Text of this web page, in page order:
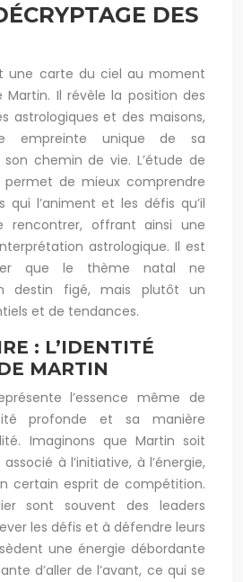
DES
une carte du ciel au moment
Il révèle la position des
astrologiques et des maisons,
empreinte unique de sa
chemin de vie. L’étude de
de mieux comprendre
qui l’animent et les défis qu’il
rencontrer, offrant ainsi une
astrologique. Il est
que le thème natal ne
destin figé, mais plutôt un
et de tendances.
: L’IDENTITÉ
MARTIN
l’essence même de
profonde et sa manière
Imaginons que Martin soit
à l’initiative, à l’énergie,
certain esprit de compétition.
sont souvent des leaders
les défis et à défendre leurs
une énergie débordante
d’aller de l’avant, ce qui se